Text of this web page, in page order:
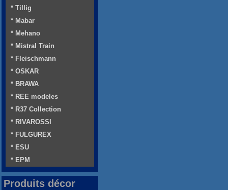
* Tillig
* Mabar
* Mehano
* Mistral Train
* Fleischmann
* OSKAR
* BRAWA
* REE modeles
* R37 Collection
* RIVAROSSI
* FULGUREX
* ESU
* EPM
Produits décor